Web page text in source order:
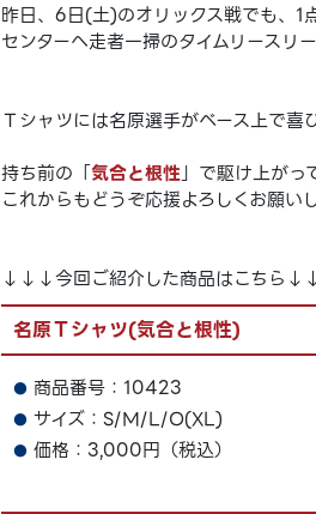
昨日、6日(土)のオリックス戦でも、1
センターへ走者一掃のタイムリースリ
Ｔシャツには名原選手がベース上で喜
持ち前の「気合と根性」で駆け上がっ
これからもどうぞ応援よろしくお願い
↓↓↓今回ご紹介した商品はこちら
名原Ｔシャツ(気合と根性)
商品番号：10423
サイズ：S/M/L/O(XL)
価格：3,000円（税込）